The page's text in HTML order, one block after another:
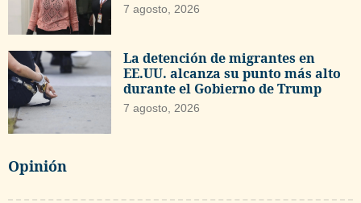
7 agosto, 2026
La detención de migrantes en
EE.UU. alcanza su punto más alto
durante el Gobierno de Trump
7 agosto, 2026
Opinión